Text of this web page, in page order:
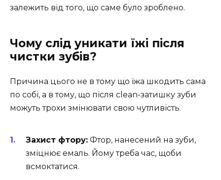
залежить від того, що саме було зроблено.
Чому слід уникати їжі після
чистки зубів?
Причина цього не в тому що їжа шкодить сама
по собі, а в тому, що після clean-затишку зуби
можуть трохи змінювати свою чутливість.
Захист фтору: Фтор, нанесений на зуби,
зміцнює емаль. Йому треба час, щоби
всмоктатися.